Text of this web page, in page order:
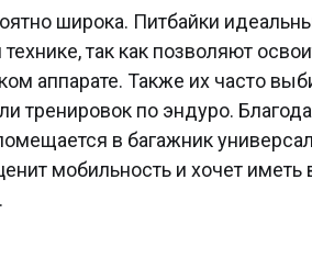
широка. Питбайки
так как позволяют
аппарате. Также их часто
тренировок по эндуро.
в багажник
мобильность и хочет иметь